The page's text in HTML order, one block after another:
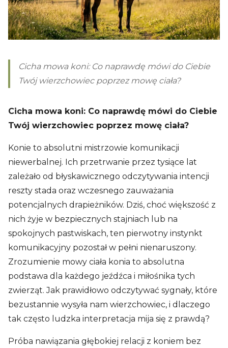
Cicha mowa koni: Co naprawdę mówi do Ciebie
Twój wierzchowiec poprzez mowę ciała?
Cicha mowa koni: Co naprawdę mówi do Ciebie
Twój wierzchowiec poprzez mowę ciała?
Konie to absolutni mistrzowie komunikacji
niewerbalnej. Ich przetrwanie przez tysiące lat
zależało od błyskawicznego odczytywania intencji
reszty stada oraz wczesnego zauważania
potencjalnych drapieżników. Dziś, choć większość z
nich żyje w bezpiecznych stajniach lub na
spokojnych pastwiskach, ten pierwotny instynkt
komunikacyjny pozostał w pełni nienaruszony.
Zrozumienie mowy ciała konia to absolutna
podstawa dla każdego jeźdźca i miłośnika tych
zwierząt. Jak prawidłowo odczytywać sygnały, które
bezustannie wysyła nam wierzchowiec, i dlaczego
tak często ludzka interpretacja mija się z prawdą?
Próba nawiązania głębokiej relacji z koniem bez